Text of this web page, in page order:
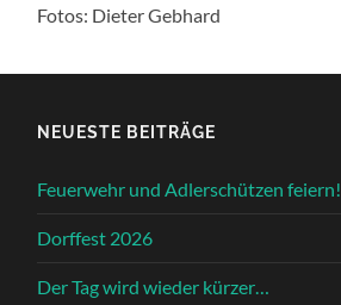
Fotos: Dieter Gebhard
NEUESTE BEITRÄGE
Feuerwehr und Adlerschützen feiern!
Dorffest 2026
Der Tag wird wieder kürzer…